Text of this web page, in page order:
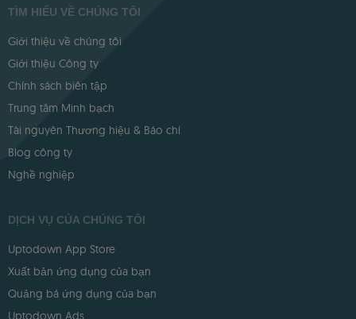
TÌM HIỂU VỀ CHÚNG TÔI
Giới thiệu về chúng tôi
Giới thiệu Công ty
Chính sách biên tập
Trung tâm Minh bạch
Tài nguyên Thương hiệu & Báo chí
Blog công ty
Nghề nghiệp
DỊCH VỤ CỦA CHÚNG TÔI
Uptodown App Store
Xuất bản ứng dụng của bạn
Quảng bá ứng dụng của bạn
Uptodown Ads